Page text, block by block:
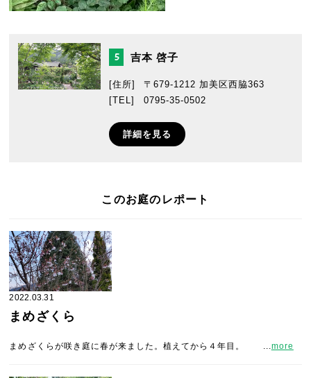
5 吉本 啓子
[住所]
〒679-1212 加美区西脇363
[TEL]
0795-35-0502
詳細を見る
このお庭のレポート
2022.03.31
まめざくら
まめざくらが咲き庭に春が来ました。植えてから４年目。 ...more